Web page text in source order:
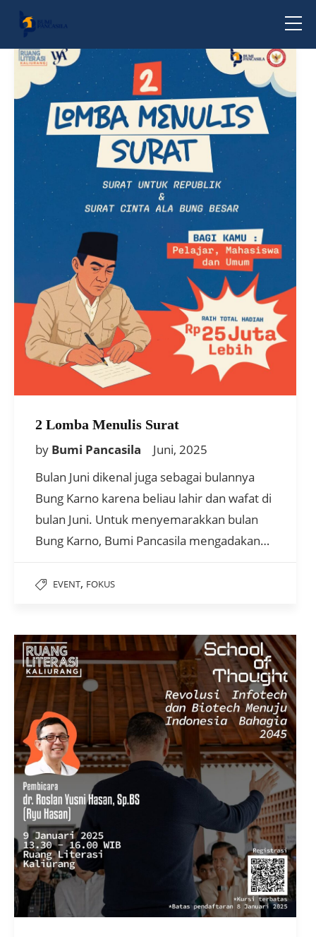
2 Lomba Menulis Surat
by Bumi Pancasila
Juni, 2025
Bulan Juni dikenal juga sebagai bulannya
Bung Karno karena beliau lahir dan wafat di
bulan Juni. Untuk menyemarakkan bulan
Bung Karno, Bumi Pancasila mengadakan…
EVENT, FOKUS